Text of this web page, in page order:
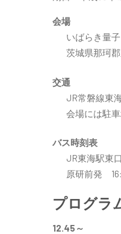
会場
いばらき量
茨城県那珂
交通
JR常磐線東
会場には駐
バス時刻表
JR東海駅東
原研前発
プログラ
12.45～